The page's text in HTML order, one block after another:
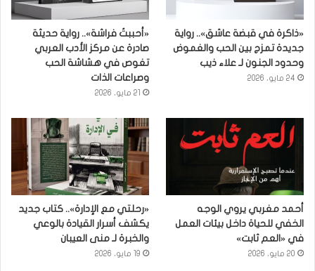
«ذاكرة في قبضة عاشق».. رواية
جديدة تمزج بين الحب والغموض
وحدود الجنون لـ علاء ذيب
24 مايو، 2026
«أحببتُ فراشة».. رواية حديثة
صادرة عن مركز الأدب العربي
تغوص في هشاشة الحب
وصراعات الذات
21 مايو، 2026
أحمد مغربي يروي الوجه
الخفي للحياة داخل بيئات العمل
في «العم ثابت»
20 مايو، 2026
«رحلتي مع الإدارة».. كتاب جديد
يكشف أسرار القيادة بالوعي
والخبرة لـ منى العيبان
19 مايو، 2026